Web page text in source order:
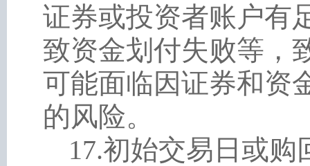
证券或投资者账户有
致资金划付失败等，
可能面临因证券和资
的风险。
17.初始交易日或购